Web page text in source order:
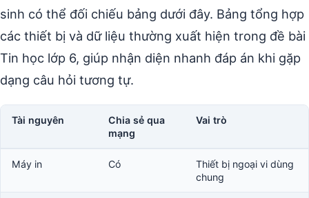
sinh có thể đối chiếu bảng dưới đây. Bảng tổng hợp
các thiết bị và dữ liệu thường xuất hiện trong đề bài
Tin học lớp 6, giúp nhận diện nhanh đáp án khi gặp
dạng câu hỏi tương tự.
Tài nguyên
Chia sẻ qua
mạng
Vai trò
Máy in Có
Thiết bị ngoại vi dùng
chung